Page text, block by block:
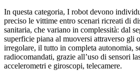
In questa categoria, I robot devono
preciso le vittime entro scenari ricreati di
sanitaria, che variano in complessità: dal
superficie piana al muoversi attraverso gli
irregolare, il tutto in completa autonomia,
radiocomandati, grazie all’uso di sensori
accelerometri e giroscopi, telecamere.